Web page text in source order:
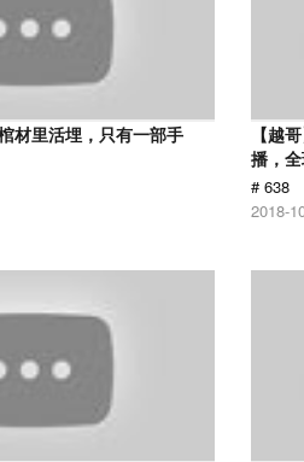
材里活埋，只有一部手
【越
播，
# 638
2018-